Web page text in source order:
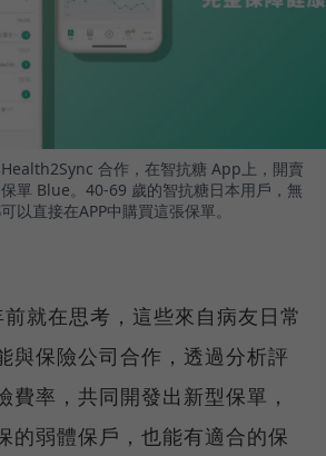
合作，在智抗糖 App上，開賣
單 Blue。40-69 歲的智抗糖日本用戶，無
以直接在APP中購買這張保單。
就在思考，這些來自病友日常
與保險公司合作，透過分析評
費率，共同開發出新型保單，
的弱體保戶，也能有適合的保